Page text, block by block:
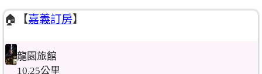
🏠【嘉義訂房】
龍園旅館
10.25公里